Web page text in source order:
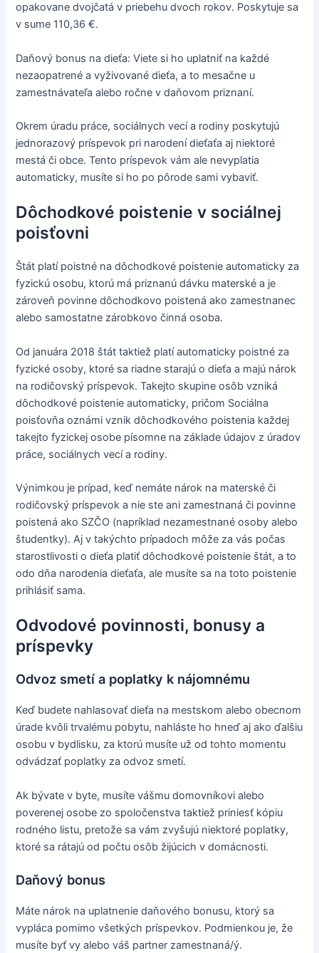
opakovane dvojčatá v priebehu dvoch rokov. Poskytuje sa
v sume 110,36 €.
Daňový bonus na dieťa: Viete si ho uplatniť na každé
nezaopatrené a vyživované dieťa, a to mesačne u
zamestnávateľa alebo ročne v daňovom priznaní.
Okrem úradu práce, sociálnych vecí a rodiny poskytujú
jednorazový príspevok pri narodení dieťaťa aj niektoré
mestá či obce. Tento príspevok vám ale nevyplatia
automaticky, musíte si ho po pôrode sami vybaviť.
Dôchodkové poistenie v sociálnej
poisťovni
Štát platí poistné na dôchodkové poistenie automaticky za
fyzickú osobu, ktorú má priznanú dávku materské a je
zároveň povinne dôchodkovo poistená ako zamestnanec
alebo samostatne zárobkovo činná osoba.
Od januára 2018 štát taktiež platí automaticky poistné za
fyzické osoby, ktoré sa riadne starajú o dieťa a majú nárok
na rodičovský príspevok. Takejto skupine osôb vzniká
dôchodkové poistenie automaticky, pričom Sociálna
poisťovňa oznámi vznik dôchodkového poistenia každej
takejto fyzickej osobe písomne na základe údajov z úradov
práce, sociálnych vecí a rodiny.
Výnimkou je prípad, keď nemáte nárok na materské či
rodičovský príspevok a nie ste ani zamestnaná či povinne
poistená ako SZČO (napríklad nezamestnané osoby alebo
študentky). Aj v takýchto prípadoch môže za vás počas
starostlivosti o dieťa platiť dôchodkové poistenie štát, a to
odo dňa narodenia dieťaťa, ale musíte sa na toto poistenie
prihlásiť sama.
Odvodové povinnosti, bonusy a
príspevky
Odvoz smetí a poplatky k nájomnému
Keď budete nahlasovať dieťa na mestskom alebo obecnom
úrade kvôli trvalému pobytu, nahláste ho hneď aj ako ďalšiu
osobu v bydlisku, za ktorú musíte už od tohto momentu
odvádzať poplatky za odvoz smetí.
Ak bývate v byte, musíte vášmu domovníkovi alebo
poverenej osobe zo spoločenstva taktiež priniesť kópiu
rodného listu, pretože sa vám zvyšujú niektoré poplatky,
ktoré sa rátajú od počtu osôb žijúcich v domácnosti.
Daňový bonus
Máte nárok na uplatnenie daňového bonusu, ktorý sa
vypláca pomimo všetkých príspevkov. Podmienkou je, že
musíte byť vy alebo váš partner zamestnaná/ý.